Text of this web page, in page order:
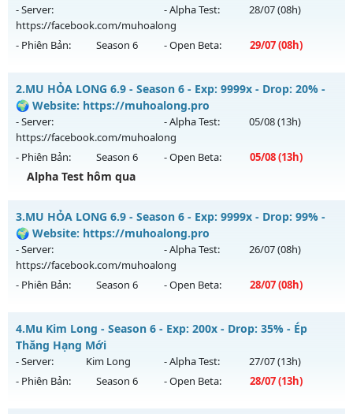
- Server:
https://facebook.com/muhoalong
- Alpha Test: 28/07(08h)
- Phiên Bản: Season 6 - Open Beta: 29/07(08h)
MU Hỏa Long 6.9 - 🌍 Website: https://muhoalong.pro
Mu mới ra tháng 07 2026 - Mở máy chủ
https://facebook.com/muhoalongvào 08h ngày
29/07/2626
Exp: 9999x - Drop: 20%
Kiểu reset: Non Reset
Thể loại: Mu Nguyên bản Webzen
Antihack: XShield
2.MU HỎA LONG 6.9 - Season 6 - Exp: 9999x - Drop: 20% -
🌍 Website: https://muhoalong.pro
- Server:
https://facebook.com/muhoalong
- Alpha Test: 05/08(13h)
- Phiên Bản: Season 6 - Open Beta: 05/08(13h)
Alpha Test hôm qua
MU HỎA LONG 6.9 - 🌍 Website: https://muhoalong.pro
Mu mới ra tháng 08 2026 - Mở máy chủ
https://facebook.com/muhoalongvào 13h ngày
05/08/2626
Exp: 9999x - Drop: 20%
Thể loại: Mu Nguyên bản Webzen
Antihack: XShield
3.MU HỎA LONG 6.9 - Season 6 - Exp: 9999x - Drop: 99% -
🌍 Website: https://muhoalong.pro
- Server:
https://facebook.com/muhoalong
- Alpha Test: 26/07(08h)
- Phiên Bản: Season 6 - Open Beta: 28/07(08h)
MU HỎA LONG 6.9 - 🌍 Website: https://muhoalong.pro
Mu mới ra tháng 07 2026 - Mở máy chủ
https://facebook.com/muhoalongvào 08h ngày
28/07/2626
4.Mu Kim Long - Season 6 - Exp: 200x - Drop: 35% - Ép
Thăng Hạng Mới
- Server: Kim Long - Alpha Test: 27/07(13h)
- Phiên Bản:
Season 6 - Open Beta: 28/07(13h)